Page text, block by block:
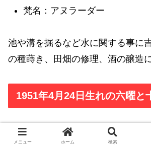
梵名：アヌラーダー
池や溝を掘るなど水に関する事に
の種蒔き、田畑の修理、酒の醸造に
1951年4月24日生れの六曜と
1951年4月24日生れの六
メニュー ホーム 検索